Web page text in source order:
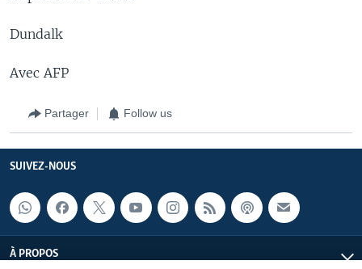
Dundalk
Avec AFP
Partager Follow us
SUIVEZ-NOUS
À PROPOS